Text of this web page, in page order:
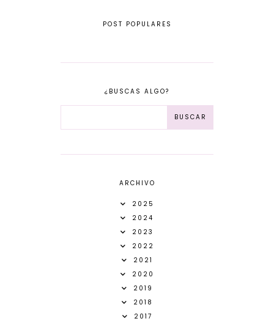
POST POPULARES
¿BUSCAS ALGO?
ARCHIVO
2025
2024
2023
2022
2021
2020
2019
2018
2017